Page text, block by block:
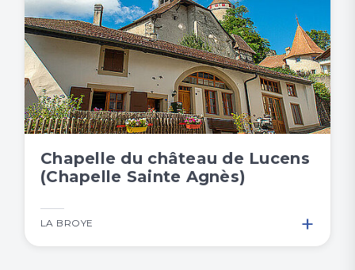
Chapelle du château de Lucens
(Chapelle Sainte Agnès)
LA BROYE +